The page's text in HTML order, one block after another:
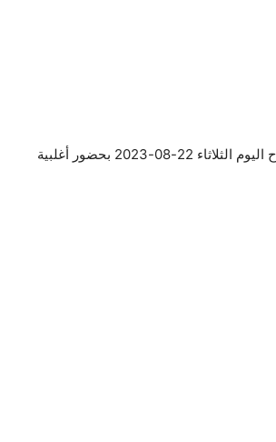
عقدت هيئة حكماء الترجي الرياضي التونسي اجتماعًا طارئا صباح اليوم الثلاثاء 22-08-2023 بحضور أغلبية